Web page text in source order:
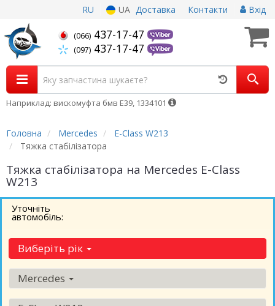
RU UA Доставка Контакти Вхід
(066) 437-17-47
(097) 437-17-47
Наприклад: вискомуфта бмв Е39, 1334101
Головна Mercedes
E-Class W213
Тяжка стабілізатора
Тяжка стабілізатора на Mercedes E-Class
W213
Уточніть
автомобіль:
Виберіть рік
Mercedes